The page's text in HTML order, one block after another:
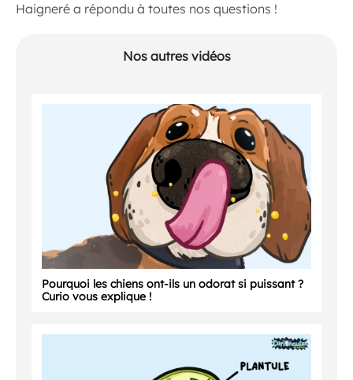
Haigneré a répondu à toutes nos questions !
Nos autres vidéos
Pourquoi les chiens ont-ils un odorat si puissant ?
Curio vous explique !